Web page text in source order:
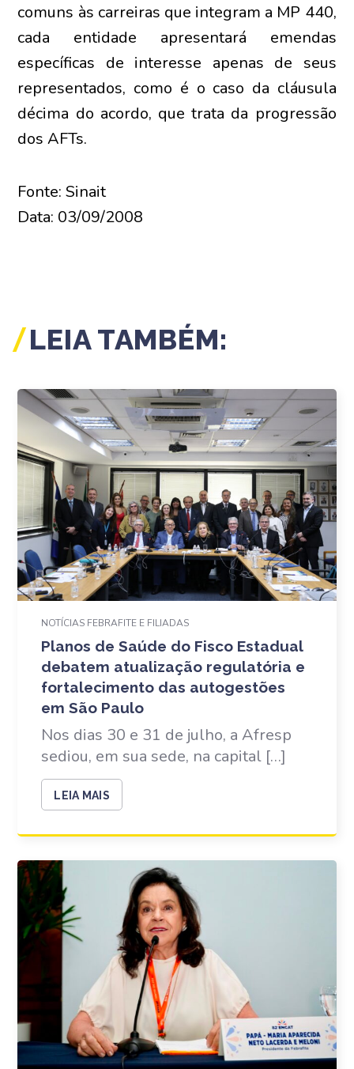
comuns às carreiras que integram a MP 440,
cada entidade apresentará emendas
específicas de interesse apenas de seus
representados, como é o caso da cláusula
décima do acordo, que trata da progressão
dos AFTs.
Fonte: Sinait
Data: 03/09/2008
LEIA TAMBÉM:
NOTÍCIAS FEBRAFITE E FILIADAS
Planos de Saúde do Fisco Estadual
debatem atualização regulatória e
fortalecimento das autogestões
em São Paulo
Nos dias 30 e 31 de julho, a Afresp
sediou, em sua sede, na capital […]
LEIA MAIS